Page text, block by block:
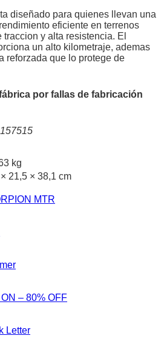
diseñado para quienes llevan una
eficiente en terrenos
y alta resistencia. El
un alto kilometraje, ademas
reforzada que lo protege de
por fallas de fabricación
kg
21,5 × 38,1 cm
MTR
– 80% OFF
Letter